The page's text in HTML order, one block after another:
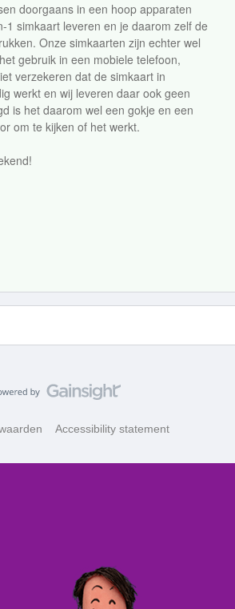
doorgaans in een hoop apparaten
1 simkaart leveren en je daarom zelf de
Onze simkaarten zijn echter wel
gebruik in een mobiele telefoon,
verzekeren dat de simkaart in
werkt en wij leveren daar ook geen
is het daarom wel een gokje en een
om te kijken of het werkt.
Accessibility statement